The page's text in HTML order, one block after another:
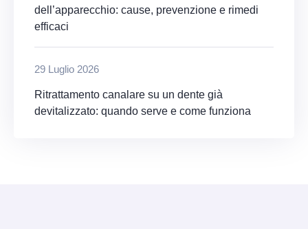
dell’apparecchio: cause, prevenzione e rimedi
efficaci
29 Luglio 2026
Ritrattamento canalare su un dente già
devitalizzato: quando serve e come funziona